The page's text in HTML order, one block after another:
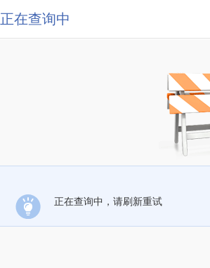
正在查询中
正在查询中，请刷新重试